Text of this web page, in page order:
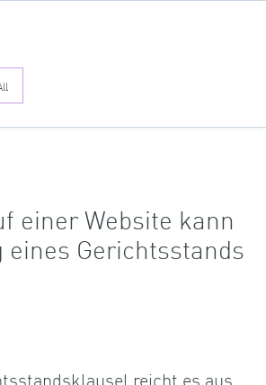
einer Website kann
Gerichtsstands
reicht es aus,